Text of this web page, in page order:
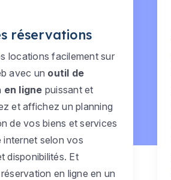
réservations
locations facilement sur
avec un outil de
ligne puissant et
et affichez un planning
de vos biens et services
internet selon vos
disponibilités. Et
en ligne en un